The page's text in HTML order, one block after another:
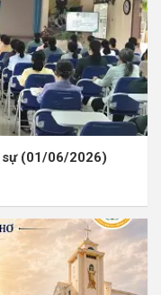
sự (01/06/2026)